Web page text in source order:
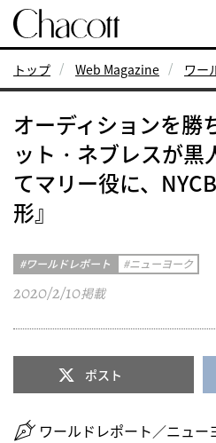
トップ Web Magazine ワー
オーディションを勝
ット・ネブレスが黒
てマリー役に、
形』
ワールドレポート ニューヨーク
2020/2/10掲載
ポスト
ワールドレポート／ニュー